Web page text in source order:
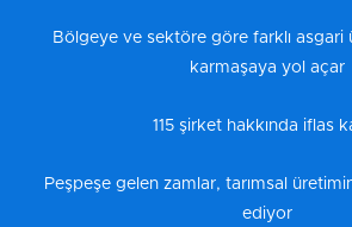
Bölgeye ve sektöre göre farklı asgari
karmaşaya yol açar
115 şirket hakkında iflas
Peşpeşe gelen zamlar, tarımsal
ediyor